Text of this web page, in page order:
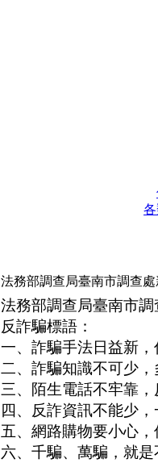
法務部調查局臺南市調查
法務部調查局臺南市
反詐騙標語：
一、詐騙手法日益新
二、詐騙知識不可少
三、陌生電話不牢靠
四、反詐資訊不能少
五、網路購物要小心
六、千騙、萬騙，就是